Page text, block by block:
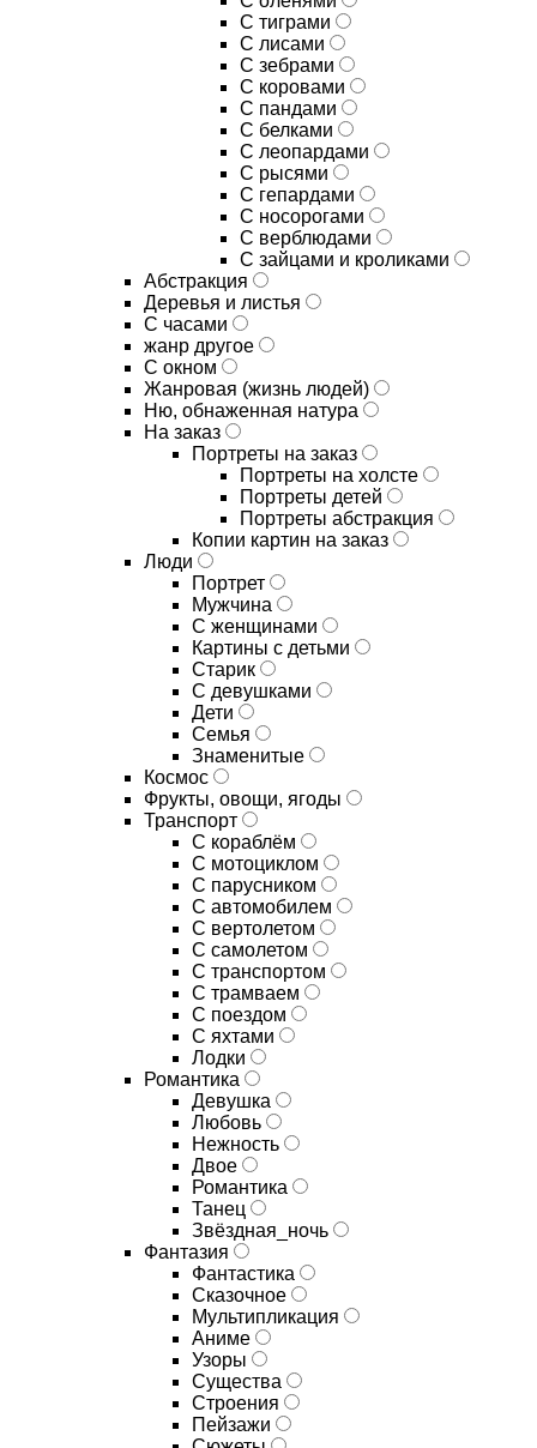
С тиграми
С лисами
С зебрами
С коровами
С пандами
С белками
С леопардами
С рысями
С гепардами
С носорогами
С верблюдами
С зайцами и кроликами
Абстракция
Деревья и листья
С часами
жанр другое
С окном
Жанровая (жизнь людей)
Ню, обнаженная натура
На заказ
Портреты на заказ
Портреты на холсте
Портреты детей
Портреты абстракция
Копии картин на заказ
Люди
Портрет
Мужчина
С женщинами
Картины с детьми
Старик
С девушками
Дети
Семья
Знаменитые
Космос
Фрукты, овощи, ягоды
Транспорт
С кораблём
С мотоциклом
С парусником
С автомобилем
С вертолетом
С самолетом
С транспортом
С трамваем
С поездом
С яхтами
Лодки
Романтика
Девушка
Любовь
Нежность
Двое
Романтика
Танец
Звёздная_ночь
Фантазия
Фантастика
Сказочное
Мультипликация
Аниме
Узоры
Существа
Строения
Пейзажи